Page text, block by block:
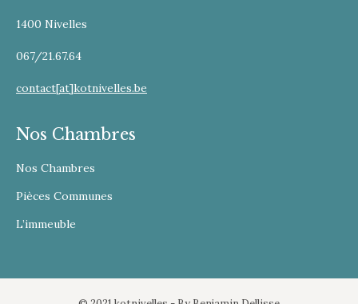
1400 Nivelles
067/21.67.64
contact[at]kotnivelles.be
Nos Chambres
Nos Chambres
Pièces Communes
L’immeuble